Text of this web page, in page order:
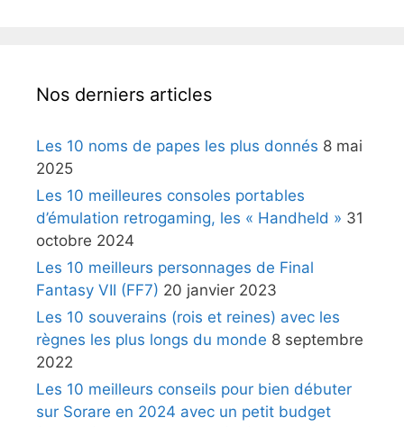
Nos derniers articles
Les 10 noms de papes les plus donnés 8 mai
2025
Les 10 meilleures consoles portables
d’émulation retrogaming, les « Handheld » 31
octobre 2024
Les 10 meilleurs personnages de Final
Fantasy VII (FF7) 20 janvier 2023
Les 10 souverains (rois et reines) avec les
règnes les plus longs du monde 8 septembre
2022
Les 10 meilleurs conseils pour bien débuter
sur Sorare en 2024 avec un petit budget